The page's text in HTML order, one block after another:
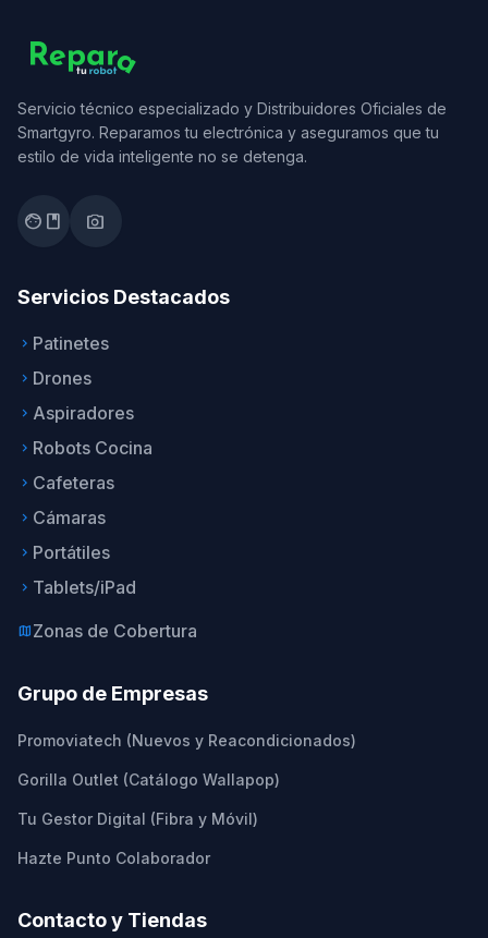
Servicio técnico especializado y Distribuidores Oficiales de
Smartgyro. Reparamos tu electrónica y aseguramos que tu
estilo de vida inteligente no se detenga.
facebook photo_camera
Servicios Destacados
keyboard_arrow_right Patinetes
keyboard_arrow_right Drones
keyboard_arrow_right Aspiradores
keyboard_arrow_right Robots Cocina
keyboard_arrow_right Cafeteras
keyboard_arrow_right Cámaras
keyboard_arrow_right Portátiles
keyboard_arrow_right Tablets/iPad
mapZonas de Cobertura
Grupo de Empresas
Promoviatech (Nuevos y Reacondicionados)
Gorilla Outlet (Catálogo Wallapop)
Tu Gestor Digital (Fibra y Móvil)
Hazte Punto Colaborador
Contacto y Tiendas